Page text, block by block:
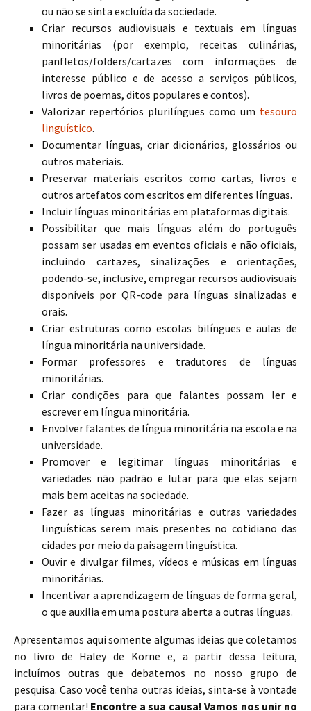
ou não se sinta excluída da sociedade.
Criar recursos audiovisuais e textuais em línguas
minoritárias (por exemplo, receitas culinárias,
panfletos/folders/cartazes com informações de
interesse público e de acesso a serviços públicos,
livros de poemas, ditos populares e contos).
Valorizar repertórios plurilíngues como um tesouro
linguístico.
Documentar línguas, criar dicionários, glossários ou
outros materiais.
Preservar materiais escritos como cartas, livros e
outros artefatos com escritos em diferentes línguas.
Incluir línguas minoritárias em plataformas digitais.
Possibilitar que mais línguas além do português
possam ser usadas em eventos oficiais e não oficiais,
incluindo cartazes, sinalizações e orientações,
podendo-se, inclusive, empregar recursos audiovisuais
disponíveis por QR-code para línguas sinalizadas e
orais.
Criar estruturas como escolas bilíngues e aulas de
língua minoritária na universidade.
Formar professores e tradutores de línguas
minoritárias.
Criar condições para que falantes possam ler e
escrever em língua minoritária.
Envolver falantes de língua minoritária na escola e na
universidade.
Promover e legitimar línguas minoritárias e
variedades não padrão e lutar para que elas sejam
mais bem aceitas na sociedade.
Fazer as línguas minoritárias e outras variedades
linguísticas serem mais presentes no cotidiano das
cidades por meio da paisagem linguística.
Ouvir e divulgar filmes, vídeos e músicas em línguas
minoritárias.
Incentivar a aprendizagem de línguas de forma geral,
o que auxilia em uma postura aberta a outras línguas.
Apresentamos aqui somente algumas ideias que coletamos
no livro de Haley de Korne e, a partir dessa leitura,
incluímos outras que debatemos no nosso grupo de
pesquisa. Caso você tenha outras ideias, sinta-se à vontade
para comentar! Encontre a sua causa! Vamos nos unir no